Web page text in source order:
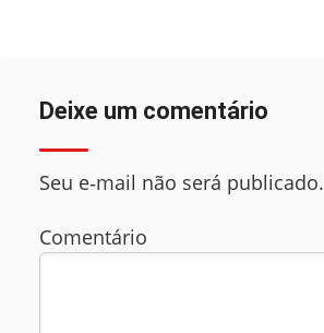
Deixe um comentário
Seu e‑mail não será publicado.
Comentário